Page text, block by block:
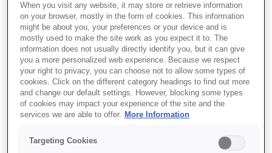
azaltabilir, maliyet tasarrufu elde
edebilir ve sürdürülebilirliği
iyileştirebilirsiniz
Yüksek kapasiteli mürekkep verimi
Daha hızlı FPOT
Ortam çeşitliliği
When you visit any website, it may store or retrieve information
on your browser, mostly in the form of cookies. This information
might be about you, your preferences or your device and is
mostly used to make the site work as you expect it to. The
information does not usually directly identify you, but it can give
you a more personalized web experience. Because we respect
your right to privacy, you can choose not to allow some types of
cookies. Click on the different category headings to find out more
and change our default settings. However, blocking some types
of cookies may impact your experience of the site and the
services we are able to offer. More Information
Targeting Cookies